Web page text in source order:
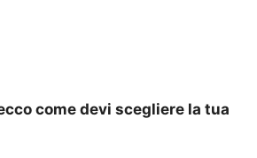
come devi scegliere la tua